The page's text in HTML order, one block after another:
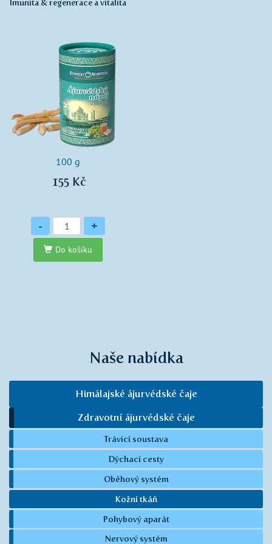
Imunita & regenerace a vitalita
100 g
155 Kč
Množství
- +
Do košíku
Naše nabídka
Himálajské ájurvédské čaje
Zdravotní ájurvédské čaje
Trávicí soustava
Dýchací cesty
Oběhový systém
Kožní tkáň
Pohybový aparát
Nervový systém